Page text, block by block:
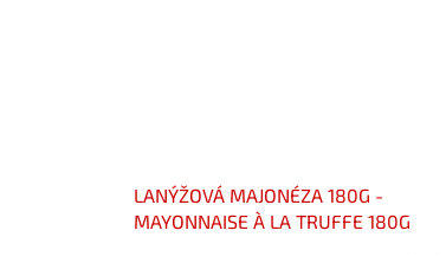
LANÝŽOVÁ MAJONÉZA 180G -
MAYONNAISE À LA TRUFFE 180G